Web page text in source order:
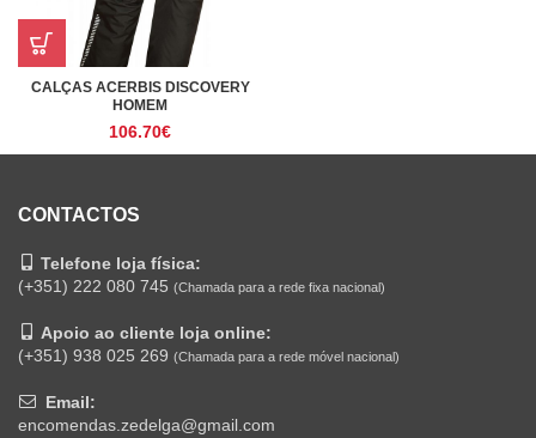
CALÇAS ACERBIS DISCOVERY
HOMEM
106.70€
CONTACTOS
Telefone loja física:
(+351) 222 080 745 (Chamada para a rede fixa nacional)
Apoio ao cliente loja online:
(+351) 938 025 269 (Chamada para a rede móvel nacional)
Email:
encomendas.zedelga@gmail.com